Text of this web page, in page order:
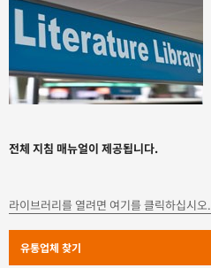
전체 지침 매뉴얼이 제공됩니다.
라이브러리를 열려면 여기를 클릭하십시오.
유통업체 찾기